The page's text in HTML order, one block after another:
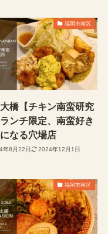
福岡市南区
橋【チキン南蛮研究
ンチ限定、南蛮好き
なる穴場店
年8月22日 2024年12月1日
福岡市南区